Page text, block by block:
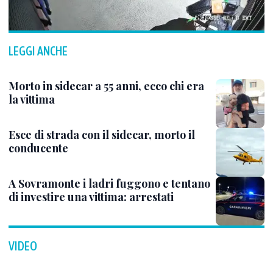
LEGGI ANCHE
Morto in sidecar a 55 anni, ecco chi era
la vittima
Esce di strada con il sidecar, morto il
conducente
A Sovramonte i ladri fuggono e tentano
di investire una vittima: arrestati
VIDEO